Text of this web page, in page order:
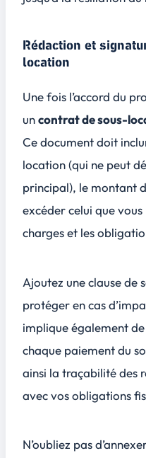
Rédaction et
location
Une fois l’accord du
uncontrat de sous-
Ce document doit
location (qui ne peut
principal), le montant
excéder celui que
charges et les
Ajoutez une clause de
protéger en cas
implique également
chaque paiement du
ainsi la traçabilité des
avec vos obligations
N’oubliez pas